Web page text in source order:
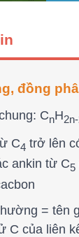
đồng
CnH
C4 trở lên
ankin từ C5
= tên
C của liên